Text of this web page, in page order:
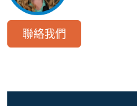
聯絡我們